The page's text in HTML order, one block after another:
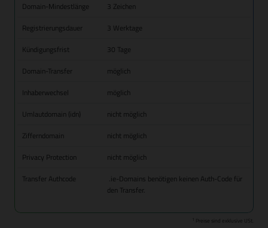
Domain-Mindestlänge
3 Zeichen
Registrierungsdauer
3 Werktage
Kündigungsfrist
30 Tage
Domain-Transfer
möglich
Inhaberwechsel
möglich
Umlautdomain (idn)
nicht möglich
Zifferndomain
nicht möglich
Privacy Protection
nicht möglich
Transfer Authcode
.ie-Domains benötigen keinen Auth-Code für
den Transfer.
Preise sind exklusive USt.